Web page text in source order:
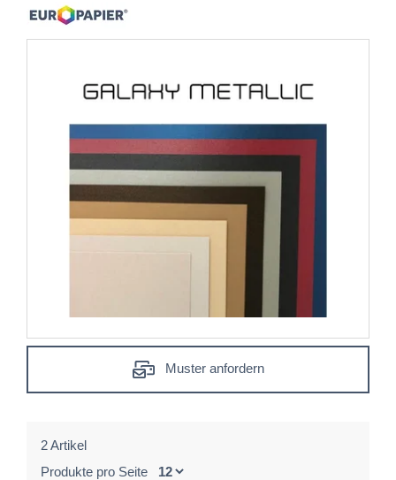
Muster anfordern
2 Artikel
Produkte pro Seite